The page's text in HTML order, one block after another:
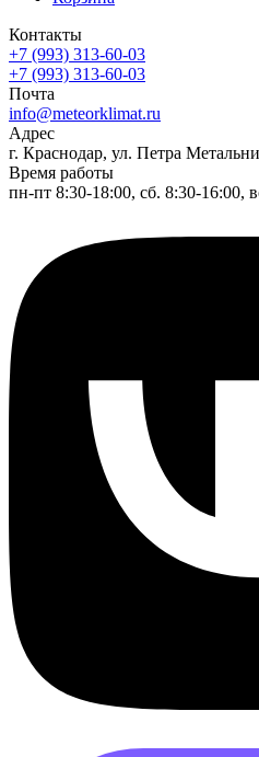
Контакты
+7 (993) 313-60-03
+7 (993) 313-60-03
Почта
info@meteorklimat.ru
Адрес
г. Краснодар, ул. Петра
Время работы
пн-пт 8:30-18:00, сб. 8:30-16:00,